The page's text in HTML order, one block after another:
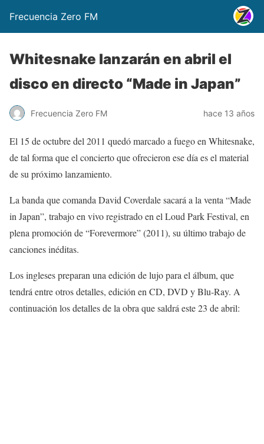
Frecuencia Zero FM
Whitesnake lanzarán en abril el
disco en directo “Made in Japan”
Frecuencia Zero FM hace 13 años
El 15 de octubre del 2011 quedó marcado a fuego en Whitesnake,
de tal forma que el concierto que ofrecieron ese día es el material
de su próximo lanzamiento.
La banda que comanda David Coverdale sacará a la venta “Made
in Japan”, trabajo en vivo registrado en el Loud Park Festival, en
plena promoción de “Forevermore” (2011), su último trabajo de
canciones inéditas.
Los ingleses preparan una edición de lujo para el álbum, que
tendrá entre otros detalles, edición en CD, DVD y Blu-Ray. A
continuación los detalles de la obra que saldrá este 23 de abril: